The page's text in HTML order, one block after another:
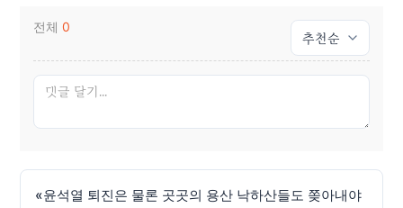
전체0
«윤석열 퇴진은 물론 곳곳의 용산 낙하산들도 쫒아내야